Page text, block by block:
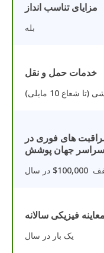
مزایای تناسب انداز
بله
خدمات حمل و نقل
های فوری در
سراسر جهان پوشش
معاینه فیزیکی سالانه